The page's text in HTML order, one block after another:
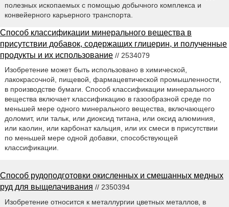
полезных ископаемых с помощью добычного комплекса и
конвейерного карьерного транспорта.
Способ классификации минерального вещества в
присутствии добавок, содержащих глицерин, и полученные
продукты и их использование // 2534079
Изобретение может быть использовано в химической,
лакокрасочной, пищевой, фармацевтической промышленности,
в производстве бумаги. Способ классификации минерального
вещества включает классификацию в газообразной среде по
меньшей мере одного минерального вещества, включающего
доломит, или тальк, или диоксид титана, или оксид алюминия,
или каолин, или карбонат кальция, или их смеси в присутствии
по меньшей мере одной добавки, способствующей
классификации.
Способ рудоподготовки окисленных и смешанных медных
руд для выщелачивания // 2350394
Изобретение относится к металлургии цветных металлов, в